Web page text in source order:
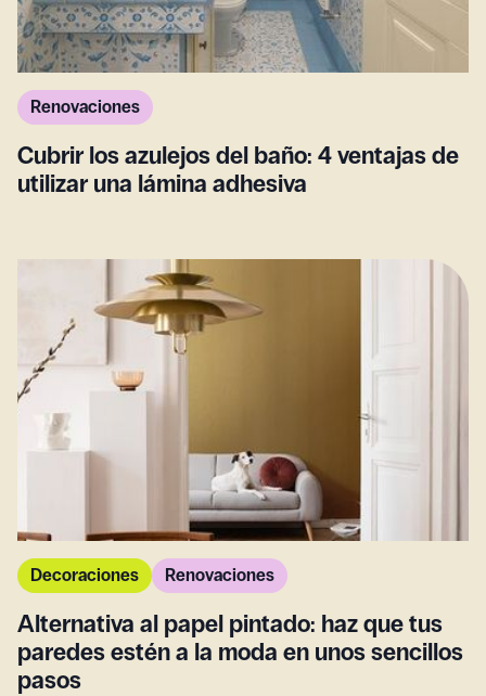
Renovaciones
Cubrir los azulejos del baño: 4 ventajas de
utilizar una lámina adhesiva
Decoraciones Renovaciones
Alternativa al papel pintado: haz que tus
paredes estén a la moda en unos sencillos
pasos